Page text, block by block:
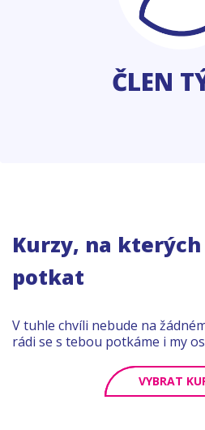
ČLEN
Kurzy, na
potkat
V tuhle chvíli nebude na
rádi se s tebou potkáme i my
VYBRAT